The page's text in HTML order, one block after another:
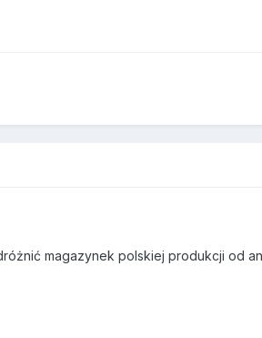
magazynek polskiej produkcji od